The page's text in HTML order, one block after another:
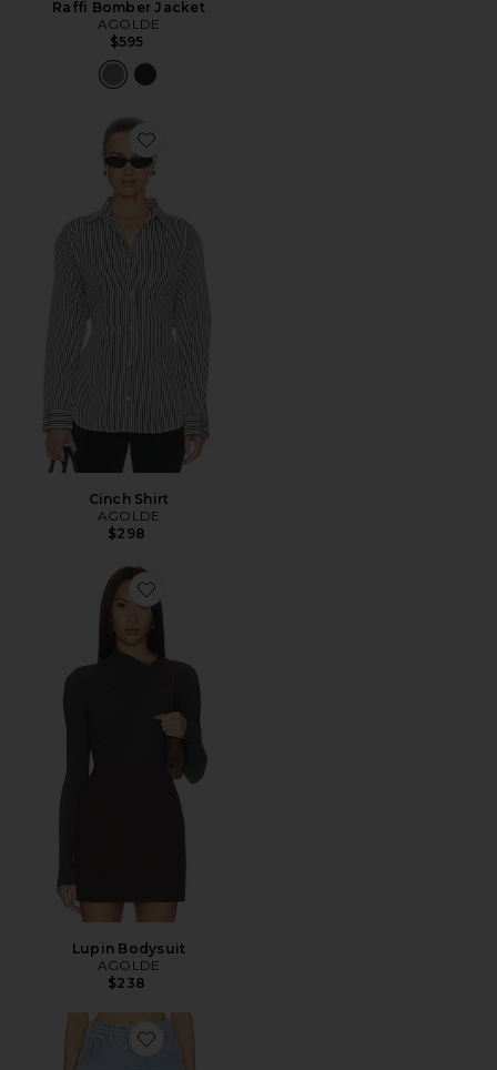
Raffi Bomber Jacket
AGOLDE
$595
Favorite Cinch Shirt
Cinch Shirt
AGOLDE
$298
Favorite Lupin Bodysuit
Lupin Bodysuit
AGOLDE
$238
Favorite Marlow Jean